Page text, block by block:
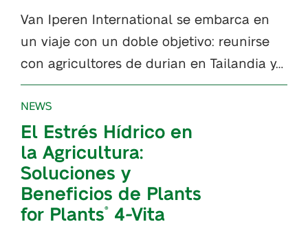
Van Iperen International se embarca en
un viaje con un doble objetivo: reunirse
con agricultores de durian en Tailandia y…
NEWS
El Estrés Hídrico en
la Agricultura:
Soluciones y
Beneficios de Plants
for Plants® 4-Vita